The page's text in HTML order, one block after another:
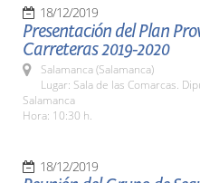
18/12/2019
Presentación del Plan
Carreteras 2019-2020
Salamanca (Salamanca)
Lugar: Sala de las Comarcas.
Salamanca
Hora: 10:30 h.
18/12/2019